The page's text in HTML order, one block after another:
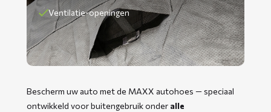
Ventilatie-openingen
Bescherm uw auto met de MAXX autohoes — speciaal
ontwikkeld voor buitengebruik onder alle